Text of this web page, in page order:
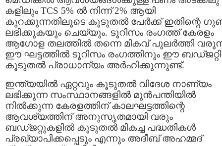
കളിലും TCS 5% ൽ നിന്ന് 2% ആയി
കുറക്കുന്നതിലൂടെ കൂടുതൽ പേർക്ക് ഇതിന്റെ
ലഭിക്കുകയും ചെയ്യും. ടൂറിസം രംഗത്ത് കേരളം
ആഗോള തലത്തിൽ തന്നെ മികവ് പുലർത്തി
ഈ ഘട്ടത്തിൽ ടൂറിസം രംഗത്തിനും ഈ
കൂടുതൽ പ്രാധാന്യം അർഹിക്കുന്നുണ്ട്.
ഇന്ത്യയിൽ ഏറ്റവും കൂടുതൽ വിദേശ നാണ്യം
ലഭിക്കുന്ന സംസ്ഥാനങ്ങളിൽ മുൻപന്തിയിൽ
നിൽക്കുന്ന കേരളത്തിന് കാലഘട്ടത്തിന്റെ
ആവശ്യത്തിന് അനുസൃതമായി വരും
ബഡ്ജറ്റുകളിൽ കൂടുതൽ മികച്ച പദ്ധതികൾ
പ്രഖ്യാപിക്കപ്പെടും എന്നും അദീബ് അഹമ്മദ്